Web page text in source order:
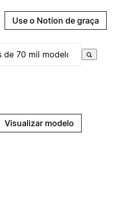
Use o Notion de graça
Visualizar modelo